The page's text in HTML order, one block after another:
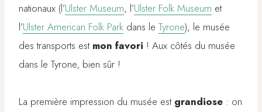
nationaux (l’Ulster Museum, l’Ulster Folk Museum et
l’Ulster American Folk Park dans le Tyrone), le musée
des transports est mon favori ! Aux côtés du musée
dans le Tyrone, bien sûr !
La première impression du musée est grandiose : on